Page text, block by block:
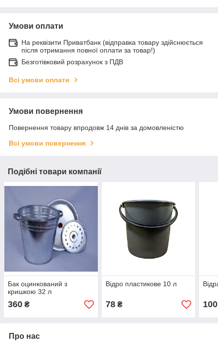
Умови оплати
На реквізити Приватбанк (відправка товару здійснюється
після отримання повної оплати за товар!)
Безготівковий розрахунок з ПДВ
Всі умови оплати
Умови повернення
Повернення товару впродовж 14 днів за домовленістю
Всі умови повернення
Подібні товари компанії
Бак оцинкований з
кришкою 32 л
360 ₴
Відро пластикове 10 л
78₴ 100
Про нас